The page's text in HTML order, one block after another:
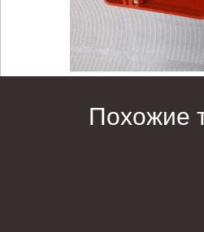
Похожие